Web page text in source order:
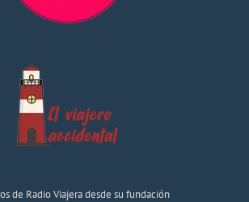
de Radio Viajera desde su fundación